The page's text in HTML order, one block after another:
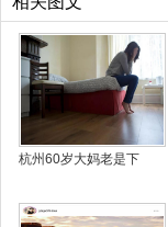
杭州60岁大妈老是下